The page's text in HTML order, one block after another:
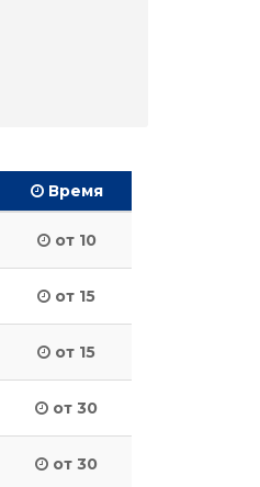
Время
от 10
от 15
от 15
от 30
от 30